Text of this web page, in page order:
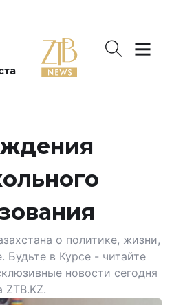
о политике, жизни,
Будьте в Курсе - читайте
новости сегодня
ZTB.KZ.